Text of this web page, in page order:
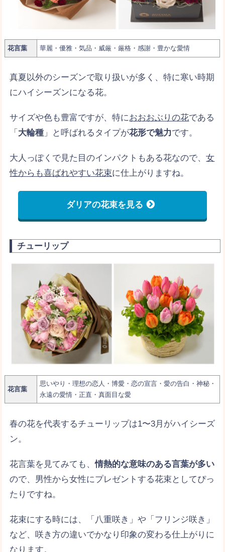
束＆誕生花まとめ
束＆誕生花まとめ
おすすめアイテム12選
すめ名入れギフト７選
&おすすめプレゼント
意できるアイデア
そうな物まとめ
キティ好きの彼女が喜ぶ！おすすめの誕生日
プレゼント９選
同棲中の彼女に贈る！「彼女だけ」が使える
誕生日プレゼント５選
彼女が編み物好きならコレ！誕生日プレゼン
トに最適な物６つ
花言葉 華麗・優雅 ・気品 ・ 威厳 ・ 厳格 ・感謝 ・ 豊かな愛情
真夏以外のシーズンで取り扱いが多く、特に寒い時期
にハイシーズンになる花。
サイズや色も豊富ですが、特におおおぶりの花である
「 大輪種 」と呼ばれるタイプが花形で魅力です。
大人っぽくで見た目のインパクトもある花なので、女
性からも喜ばれやすい花束に仕上がりますね。
ダリアの花束を見る
チューリップ
花言葉
思いやり・理想の恋人・博愛・恋の宣言・愛の告白・神秘・
永遠の愛情・正直・真面目な愛
春の花を代表するチューリップは1〜3月がハイシーズ
ン。
花言葉を見てみても、情熱的な意味のある言葉が多い
ので、男性から女性にプレゼントする花束としてぴっ
たりですね。
花束にする時には、「八重咲き」や「フリンジ咲き」
など、咲き方の違いでかなり印象の変わる仕上がりに
なります。